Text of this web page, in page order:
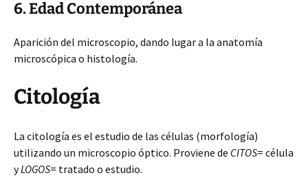
6. Edad Contemporánea
Aparición del microscopio, dando lugar a la anatomía
microscópica o histología.
Citología
La citología es el estudio de las células (morfología)
utilizando un microscopio óptico. Proviene de CITOS= célula
yLOGOS= tratado o estudio.